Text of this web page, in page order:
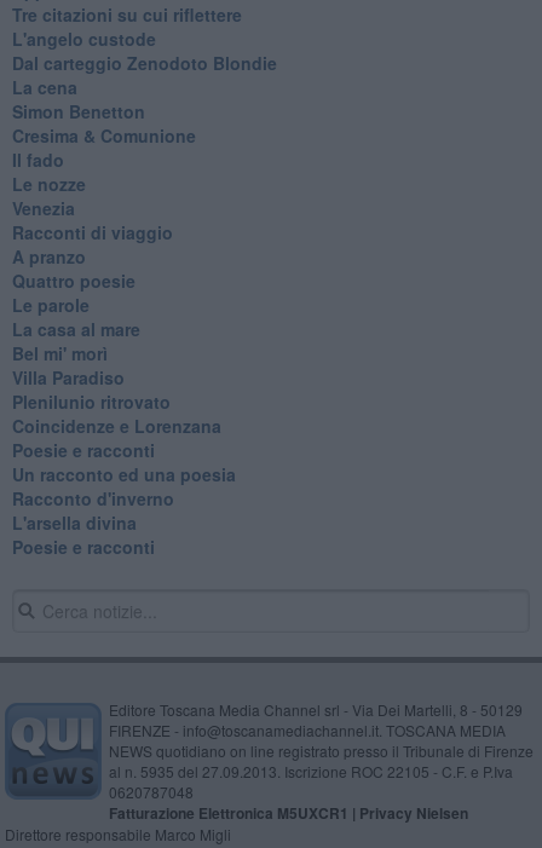
Tre citazioni su cui riflettere
L'angelo custode
Dal carteggio Zenodoto Blondie
La cena
Simon Benetton
Cresima & Comunione
Il fado
Le nozze
Venezia
Racconti di viaggio
A pranzo
Quattro poesie
Le parole
La casa al mare
Bel mi' morì
Villa Paradiso
Plenilunio ritrovato
Coincidenze e Lorenzana
Poesie e racconti
Un racconto ed una poesia
Racconto d'inverno
​L'arsella divina
Poesie e racconti
Editore Toscana Media Channel srl - Via Dei Martelli, 8 - 50129
FIRENZE - info@toscanamediachannel.it. TOSCANA MEDIA
NEWS quotidiano on line registrato presso il Tribunale di Firenze
al n. 5935 del 27.09.2013. Iscrizione ROC 22105 - C.F. e P.Iva
0620787048
Fatturazione Elettronica M5UXCR1 | Privacy Nielsen
Direttore responsabile Marco Migli